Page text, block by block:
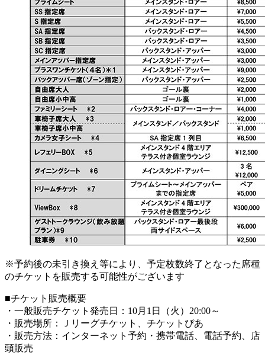
※予約後の未引き換え等により、予定枚数終了となった席種
のチケットを販売する可能性がございます
■チケット販売概要
・一般販売チケット発売日：10月1日（火）20:00～
・販売場所：Ｊリーグチケット、チケットぴあ
・販売方法：インターネット予約・携帯電話、電話予約、店
頭販売